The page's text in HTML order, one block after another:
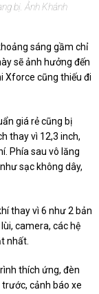
bị. Ảnh Khánh
sáng gầm chỉ
sẽ ảnh hưởng đến
Xforce cũng thiếu đi
giá rẻ cũng bị
thay vì 12,3 inch,
Phía sau vô lăng
sạc không dây,
thay vì 6 như 2 bản
camera, các hệ
nhất.
thích ứng, đèn
cảnh báo xe